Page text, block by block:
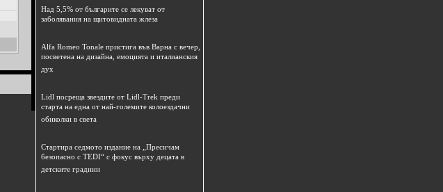
Над 5,5% от българите се лекуват от
заболявания на щитовидната жлеза
Alfa Romeo Tonale пристига във Варна с вечер,
посветена на дизайна, емоцията и италианския
дух
Lidl посреща звездите от Lidl-Trek преди
старта на една от най-големите колоездачни
обиколки в света
Стартира седмото издание на „Пресичам
безопасно с TEDI“ с фокус върху децата в
детските градини